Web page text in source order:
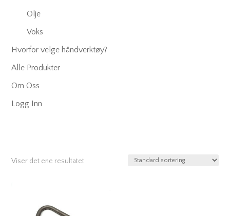
Olje
Voks
Hvorfor velge håndverktøy?
Alle Produkter
Om Oss
Logg Inn
Viser det ene resultatet